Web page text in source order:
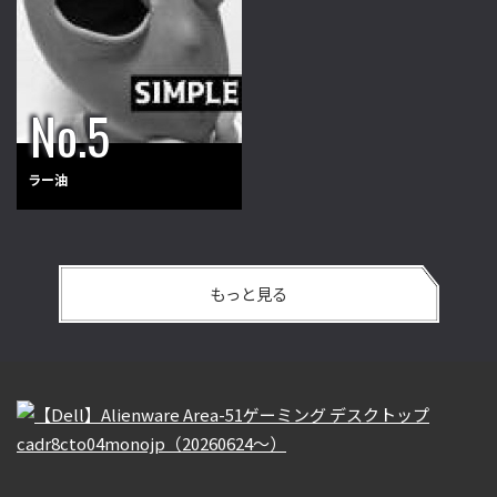
ラー油
もっと見る